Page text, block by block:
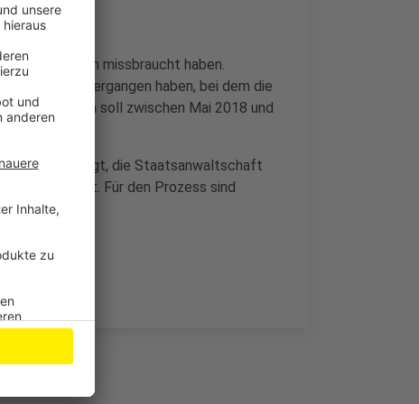
Stiefsohn missbraucht haben.
vergangen haben, bei dem die
Tatzeitraum soll zwischen Mai 2018 und
worden.
angezeigt, die Staatsanwaltschaft
verzichtet. Für den Prozess sind